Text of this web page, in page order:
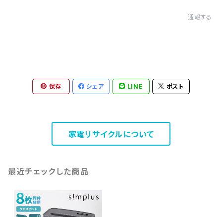
通報する
保存 シェア LINE ポスト
家電リサイクルについて
最近チェックした商品